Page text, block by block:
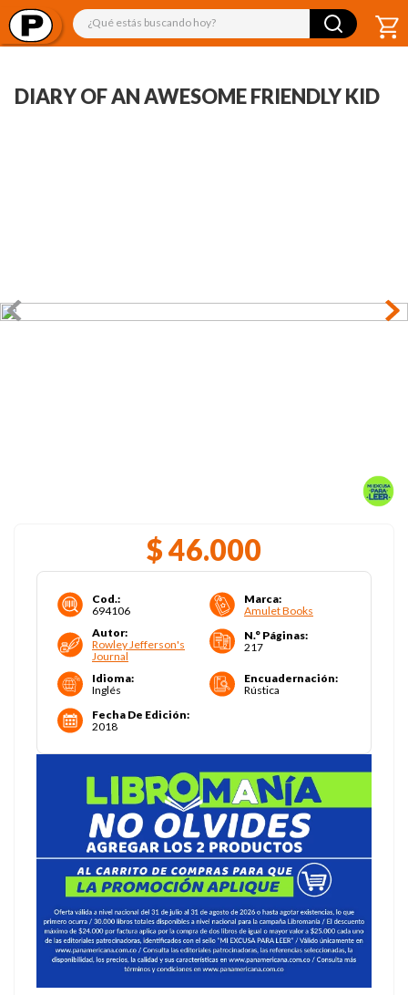
¿Qué estás buscando hoy?
DIARY OF AN AWESOME FRIENDLY KID
$46.000
Cod.:
694106
Marca:
Amulet Books
Autor:
Rowley Jefferson's
Journal
N.° Páginas:
217
Idioma:
Inglés
Encuadernación:
Rústica
Fecha De Edición:
2018